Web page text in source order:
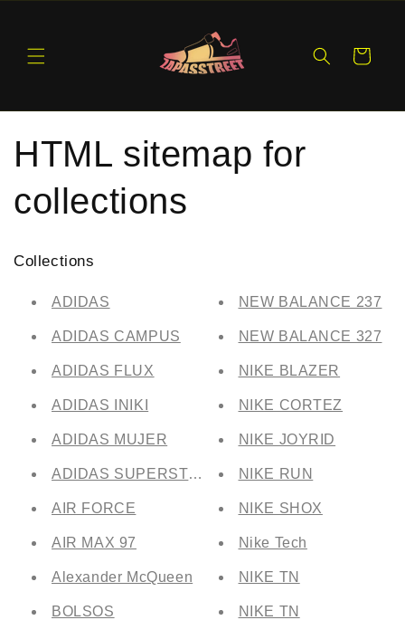
Carrito
HTML sitemap for
collections
Collections
ADIDAS
ADIDAS CAMPUS
ADIDAS FLUX
ADIDAS INIKI
ADIDAS MUJER
ADIDAS SUPERSTAR
AIR FORCE
AIR MAX 97
Alexander McQueen
BOLSOS
NEW BALANCE 237
NEW BALANCE 327
NIKE BLAZER
NIKE CORTEZ
NIKE JOYRID
NIKE RUN
NIKE SHOX
Nike Tech
NIKE TN
NIKE TN